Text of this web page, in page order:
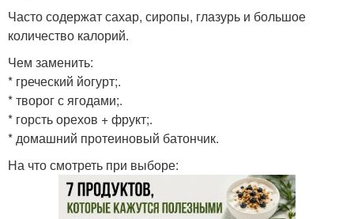
Часто содержат сахар, сиропы, глазурь и большое
количество калорий.
Чем заменить:
* греческий йогурт;.
* творог с ягодами;.
* горсть орехов + фрукт;.
* домашний протеиновый батончик.
На что смотреть при выборе: